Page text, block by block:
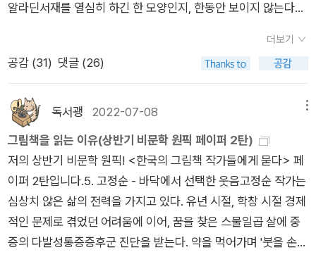
읽기를 못하는 아이들에게 그림만으로도 충분히 내용을 파악할
수있고 공감할수있어서두 아이들이 눈으로 파악하는 【안녕! 외계
인】은 실제 내용과 비슷.역시, 똥프라미드에서 빵빵터지는 두 아
이들은 똥쟁이(!)​어쩜~ 똥에 배꼽을 잡으며 웃는지.​재미있는 그
림책으로 【안녕! 외계인】은 취향저격 그림책_인정마지막에 지구
에 친구를 찾으러 왔던 【안녕! 외계인】의 모습을 확인하고 못생겼
다며 놀래대는 두 아이들 ♬​사람을 생긴걸로 판단하면 안되는
데..외계인이니까 ㅋㅋㅋㅋ​'진짜 우리 주변에도 외계인이 있을
까?' 라는 궁금증으로 넘치는 호기심에 연이은 질문을 쏟아내는
두 아이들.​책은 절대 편식(!)하면 안돼요!​다양한 생각을 상상하고
키울수있는 재미있는 그림책을 만날수 있는 시공주니어 네버랜
을 표현하는 것에 익숙하지 않은 아이가 한 권의 그림책을 사이에
두고 엄마와 나누는 대화는 일상의 언어를 뛰어넘는다. 그렇기에
가 나에게 책을 읽어주었던 기억과 추억이 오래오래 아이의 마음
알라딘서재를 열심히 하긴 한 모양인지, 한동안 보이지 않는다고
갑자기 사고 등으로 사망하게 되면 이 서재는 어쩌지? 하는 생각
을 가끔 한다. 이 서재는 내가 가족을 비롯한 누구에게도 알리지
는데. 흠. 그런 일이 일어나지 않기만을 빌어본다.7월에 주문한
두 권의 책은! 겨우 두 권이지만 분야가 협소하군 ㅋㅋ <다락방
의 미친 여자>는 '미친독서괭'으로 펀딩했다. 펀딩 명단이 매우
기대됨 ㅋㅋ 그런데 이 책을 펀딩하고 나서 펀딩내역을 보다가 몹
시 당황함. <그림자를 이으면 길이 된다>를 내가 펀딩을 안 했
나?? 분명히 펀딩하려고 들어가서 후원자명을 '독서괭'으로 할지
본명으로 할지 고민한 것까지 기억이 나는데.. 고민하다가 주문을
끝내지 않고 잊어버렸나..!! ㅠㅜ 그러나 이미 펀딩 끝났고, 미안
더보기
공감 (31) 댓글 (26)
독서괭 2022-07-08
그림책을 읽는 이유(상반기 비문학 원픽 페이퍼 2탄)
저의 상반기 비문학 원픽! <한국의 그림책 작가들에게 묻다> 페
이퍼 2탄입니다.5. 고정순 - 바닥에서 선택한 웃음고정순 작가는
심상치 않은 삶의 전력을 가지고 있다. 유년 시절, 학창 시절 경제
적인 문제로 겪었던 어려움에 이어, 꿈을 찾은 스물일곱 살에 중
증의 다발성통증증후군 진단을 받는다. 약을 먹어가며 '붓을 손에